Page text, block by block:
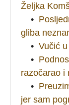
Željka
•
gliba
• Vučić
•
razočarao i
•
jer sam